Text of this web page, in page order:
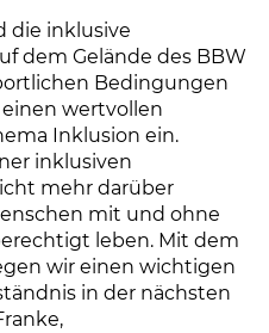
die inklusive
dem Gelände des BBW
Bedingungen
wertvollen
Inklusion ein.
inklusiven
mehr darüber
mit und ohne
leben. Mit dem
wir einen wichtigen
in der nächsten